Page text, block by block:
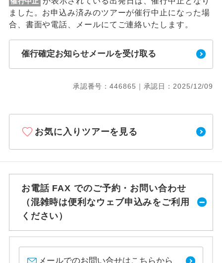
ました。お申込み済みのツアーが催行中止になった場
合、書面や電話、メールにてご連絡いたします。
催行確定お知らせメールを受け取る
承認番号：446865｜承認日：2025/12/09
お気に入りツアーを見る
お電話 FAX でのご予約・お問い合わせ
（混雑時は便利なウェブ申込みをご利用
ください）
メールでのお問い合せはこちらから